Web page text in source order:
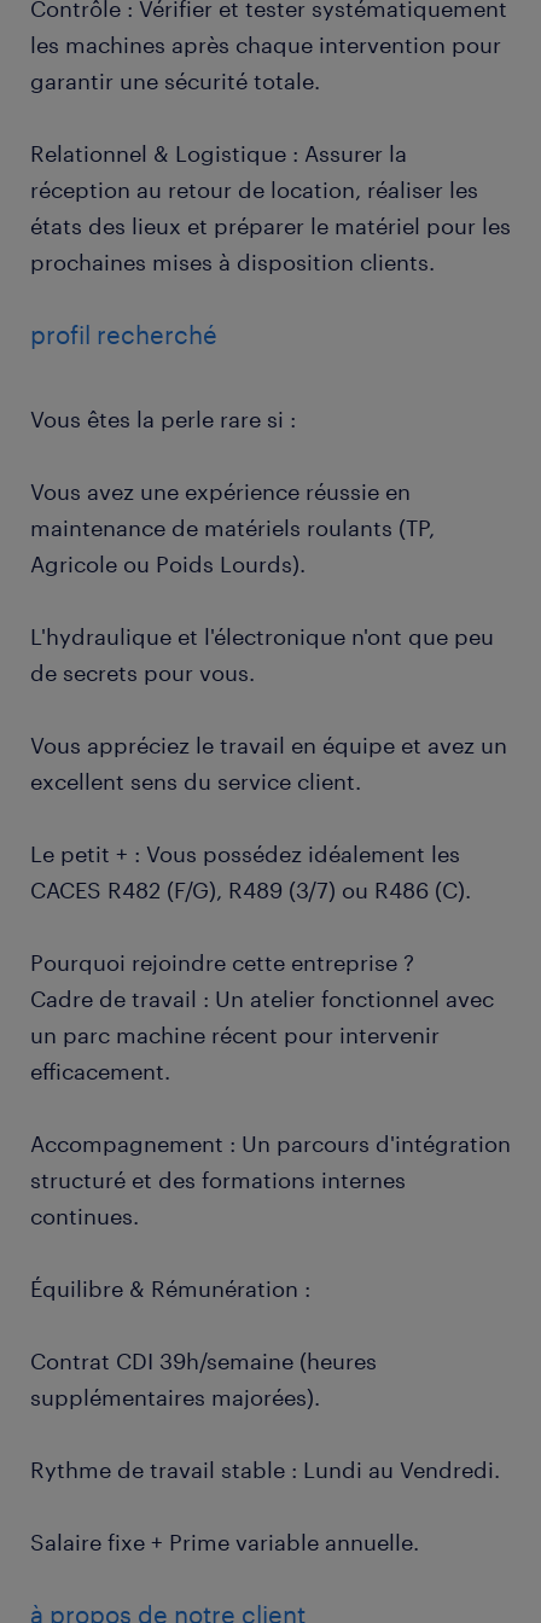
Contrôle : Vérifier et tester systématiquement
les machines après chaque intervention pour
garantir une sécurité totale.
Relationnel & Logistique : Assurer la
réception au retour de location, réaliser les
états des lieux et préparer le matériel pour les
prochaines mises à disposition clients.
profil recherché
Vous êtes la perle rare si :
Vous avez une expérience réussie en
maintenance de matériels roulants (TP,
Agricole ou Poids Lourds).
L'hydraulique et l'électronique n'ont que peu
de secrets pour vous.
Vous appréciez le travail en équipe et avez un
excellent sens du service client.
Le petit + : Vous possédez idéalement les
CACES R482 (F/G), R489 (3/7) ou R486 (C).
Pourquoi rejoindre cette entreprise ?
Cadre de travail : Un atelier fonctionnel avec
un parc machine récent pour intervenir
efficacement.
Accompagnement : Un parcours d'intégration
structuré et des formations internes
continues.
Équilibre & Rémunération :
Contrat CDI 39h/semaine (heures
supplémentaires majorées).
Rythme de travail stable : Lundi au Vendredi.
Salaire fixe + Prime variable annuelle.
à propos de notre client